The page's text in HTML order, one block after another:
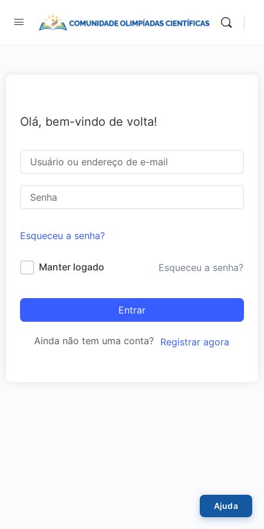
Olá, bem-vindo de volta!
Esqueceu a senha?
Manter logado Esqueceu a senha?
Entrar
Ainda não tem uma conta? Registrar agora
Ajuda